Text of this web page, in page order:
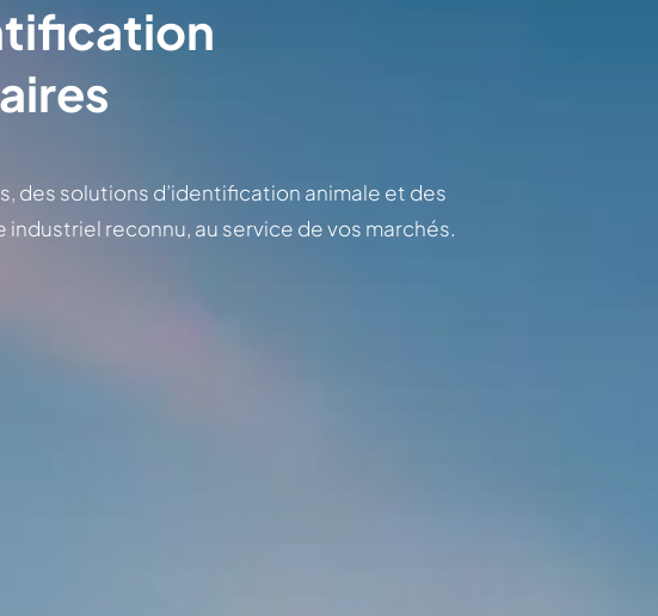
des solutions d’identification animale et des
reconnu, au service de vos marchés.